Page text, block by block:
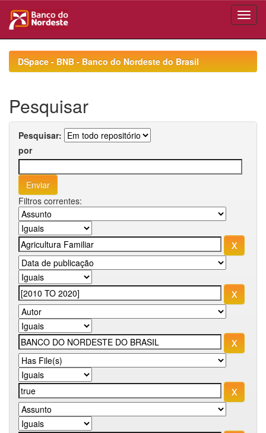
navigationDSpace - BNB - Banco do Nordeste do Brasil
Pesquisar
Pesquisar:
por
Filtros correntes: